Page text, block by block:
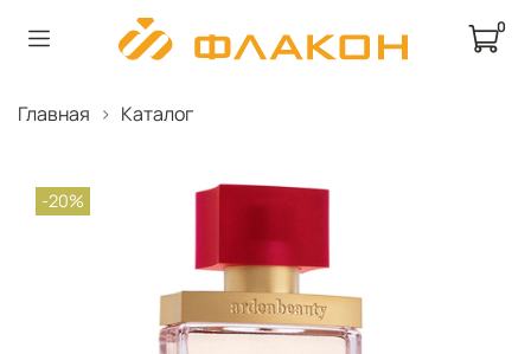
0
Главная Каталог
-20%